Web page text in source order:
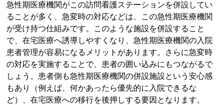
急性期医療機関がこの訪問看護ステーションを併設してい
ることが多く、急変時の対応などは、この急性期医療機関
が受け持つ仕組みです。このような施設を併設すること
で、在宅医療へ誘導しやすくなり、急性期医療機関の入院
患者管理が容易になるメリットがあります。さらに急変時
の対応を実施することで、患者の囲い込みにもつながるで
しょう。患者側も急性期医療機関の併設施設という安心感
もあり（例えば、何かあったら優先的に入院できるな
ど）、在宅医療への移行を後押しする要因となります。